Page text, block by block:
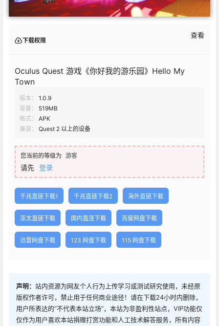
下载权限
查看
Oculus Quest 游戏《你好我的游乐园》Hello My
Town
版本：
1.0.9
容量：
519MB
格式：
APK
兼容：
Quest 2 以上的设备
您当前的等级为 游客
请先 登录
千兆直链下载1 千兆直链下载2 海外直链下载
亚太直链下载 国内直连下载 百度网盘下载
迅雷网盘下载 123 网盘下载 115 网盘下载
声明： 站内资源为网友个人行为上传学习或测试研究使用，未经原
版权作者许可，禁止用于任何商业途径！请在下载24小时内删除，
用户所表达的“不代表本站立场”，本站为非盈利性站点，VIP功能仅
仅作为用户喜欢本站捐赠打赏功能和人工技术解答服务，所有内容